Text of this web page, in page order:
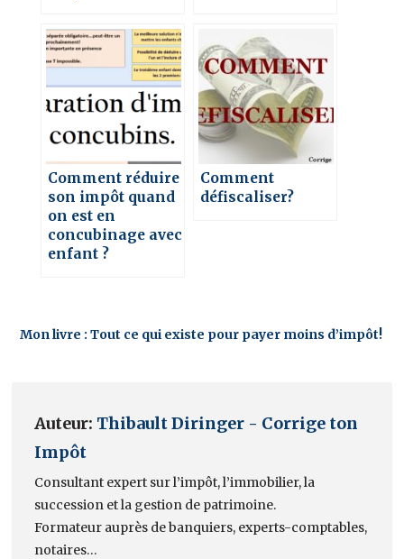
Comment réduire
son impôt quand
on est en
concubinage avec
enfant ?
Comment
défiscaliser?
Mon livre : Tout ce qui existe pour payer moins d’impôt!
Auteur: Thibault Diringer - Corrige ton
Impôt
Consultant expert sur l’impôt, l’immobilier, la
succession et la gestion de patrimoine.
Formateur auprès de banquiers, experts-comptables,
notaires…